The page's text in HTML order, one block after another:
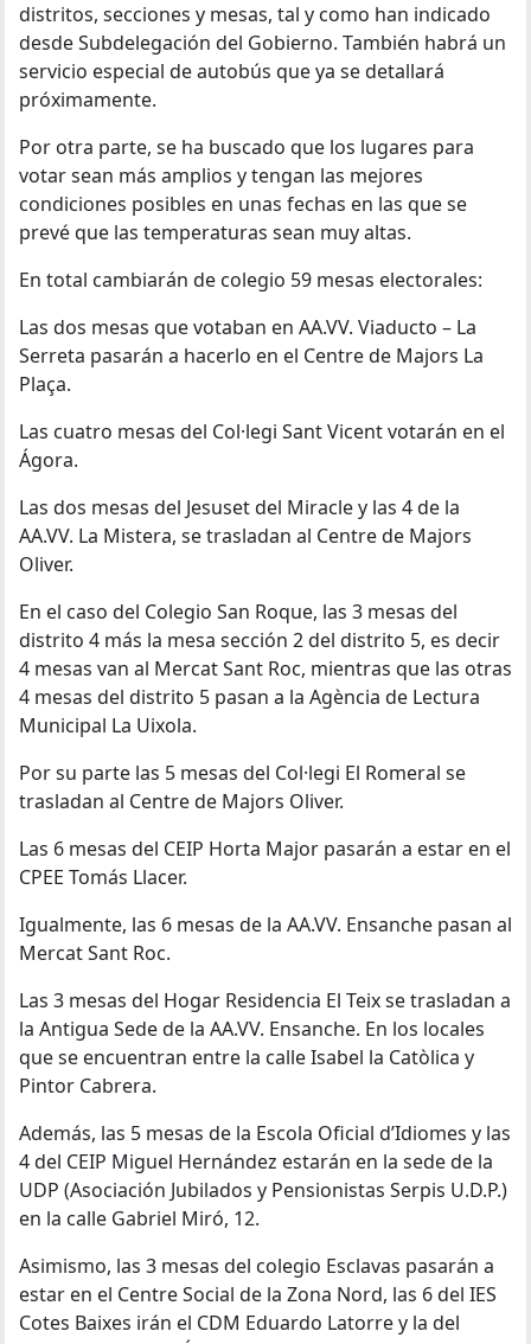
distritos, secciones y mesas, tal y como han indicado
desde Subdelegación del Gobierno. También habrá un
servicio especial de autobús que ya se detallará
próximamente.
Por otra parte, se ha buscado que los lugares para
votar sean más amplios y tengan las mejores
condiciones posibles en unas fechas en las que se
prevé que las temperaturas sean muy altas.
En total cambiarán de colegio 59 mesas electorales:
Las dos mesas que votaban en AA.VV. Viaducto – La
Serreta pasarán a hacerlo en el Centre de Majors La
Plaça.
Las cuatro mesas del Col·legi Sant Vicent votarán en el
Ágora.
Las dos mesas del Jesuset del Miracle y las 4 de la
AA.VV. La Mistera, se trasladan al Centre de Majors
Oliver.
En el caso del Colegio San Roque, las 3 mesas del
distrito 4 más la mesa sección 2 del distrito 5, es decir
4 mesas van al Mercat Sant Roc, mientras que las otras
4 mesas del distrito 5 pasan a la Agència de Lectura
Municipal La Uixola.
Por su parte las 5 mesas del Col·legi El Romeral se
trasladan al Centre de Majors Oliver.
Las 6 mesas del CEIP Horta Major pasarán a estar en el
CPEE Tomás Llacer.
Igualmente, las 6 mesas de la AA.VV. Ensanche pasan al
Mercat Sant Roc.
Las 3 mesas del Hogar Residencia El Teix se trasladan a
la Antigua Sede de la AA.VV. Ensanche. En los locales
que se encuentran entre la calle Isabel la Catòlica y
Pintor Cabrera.
Además, las 5 mesas de la Escola Oficial d’Idiomes y las
4 del CEIP Miguel Hernández estarán en la sede de la
UDP (Asociación Jubilados y Pensionistas Serpis U.D.P.)
en la calle Gabriel Miró, 12.
Asimismo, las 3 mesas del colegio Esclavas pasarán a
estar en el Centre Social de la Zona Nord, las 6 del IES
Cotes Baixes irán el CDM Eduardo Latorre y la del